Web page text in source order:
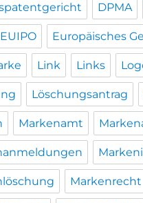
DPMA
EUIPO Europäisches
Link Links
Löschungsantrag
Markenamt
Markenrecht